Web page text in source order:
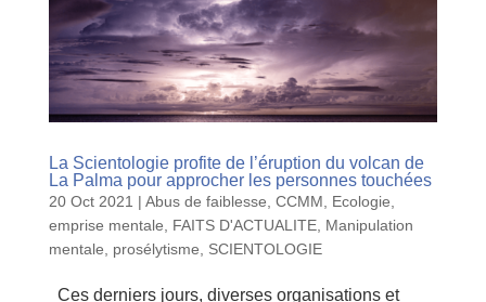
La Scientologie profite de l’éruption du volcan de
La Palma pour approcher les personnes touchées
20 Oct 2021 | Abus de faiblesse CCMM Ecologie
emprise mentale
FAITS D'ACTUALITE, Manipulation
mentale
prosélytisme SCIENTOLOGIE
Ces derniers jours, diverses organisations et